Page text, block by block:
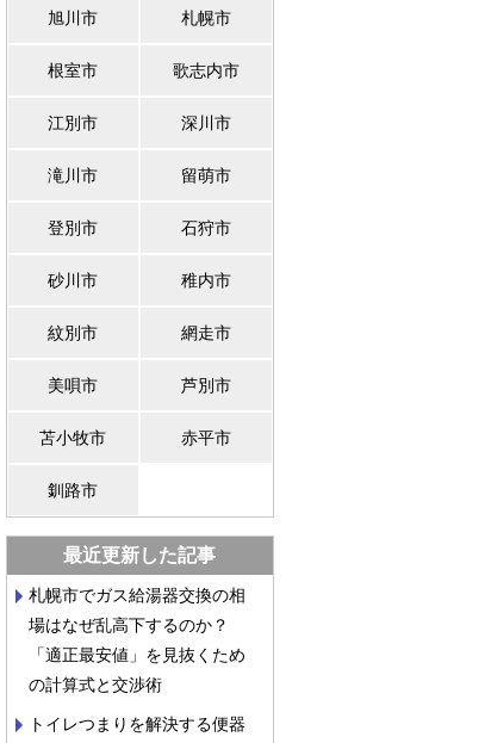
旭川市 札幌市
根室市 歌志内市
江別市 深川市
滝川市 留萌市
登別市 石狩市
砂川市 稚内市
紋別市 網走市
美唄市 芦別市
苫小牧市 赤平市
釧路市
最近更新した記事
札幌市でガス給湯器交換の相
場はなぜ乱高下するのか？
「適正最安値」を見抜くため
の計算式と交渉術
トイレつまりを解決する便器